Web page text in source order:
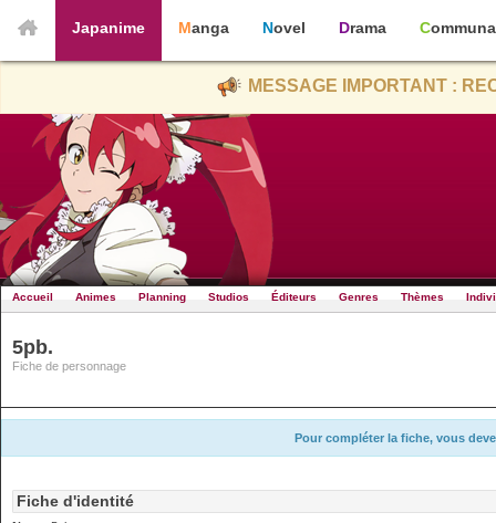
Japanime Manga Novel Drama
MESSAGE IMPORTANT :
Accueil Animes Planning Studios Éditeurs Genres Thèmes
5pb.
Fiche de personnage
Pour compléter la fiche, vous
Fiche d'identité